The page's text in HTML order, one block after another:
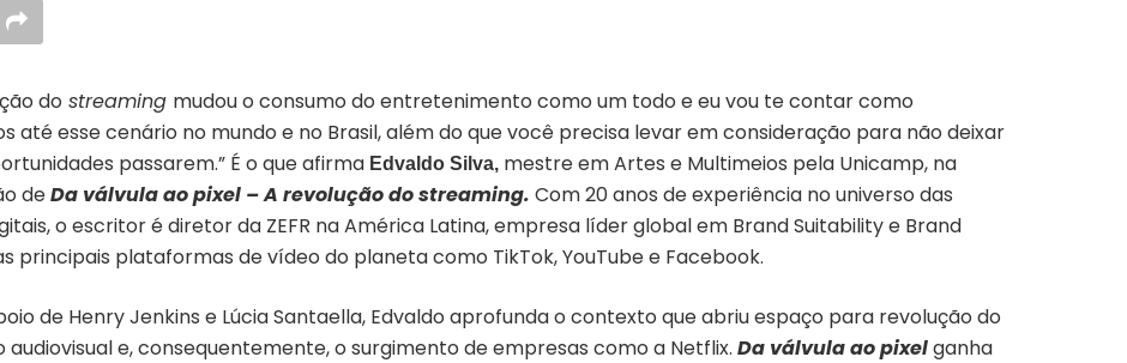
do streaming mudou o consumo do entretenimento como um todo e eu vou te contar como
até esse cenário no mundo e no Brasil, além do que você precisa levar em consideração para não deixar
passarem.” É o que afirma Edvaldo Silva, mestre em Artes e Multimeios pela Unicamp, na
deDa válvula ao pixel – A revolução do streaming. Com 20 anos de experiência no universo das
o escritor é diretor da ZEFR na América Latina, empresa líder global em Brand Suitability e Brand
principais plataformas de vídeo do planeta como TikTok, YouTube e Facebook.
de Henry Jenkins e Lúcia Santaella, Edvaldo aprofunda o contexto que abriu espaço para revolução do
audiovisual e, consequentemente, o surgimento de empresas como a Netflix. Da válvula ao pixelganha